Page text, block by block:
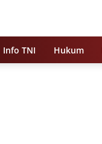
Info TNI Hukum